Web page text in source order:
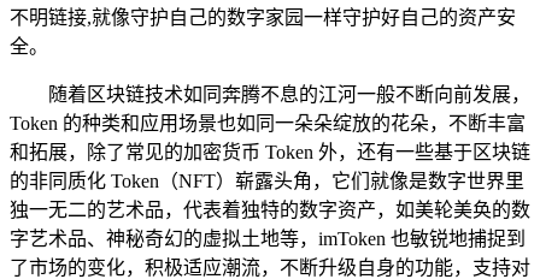
不明链接,就像守护自己的数字家园一样守护好自己的资产安
全。
随着区块链技术如同奔腾不息的江河一般不断向前发展，
Token 的种类和应用场景也如同一朵朵绽放的花朵，不断丰富
和拓展，除了常见的加密货币 Token 外，还有一些基于区块链
的非同质化 Token（NFT）崭露头角，它们就像是数字世界里
独一无二的艺术品，代表着独特的数字资产，如美轮美奂的数
字艺术品、神秘奇幻的虚拟土地等，imToken 也敏锐地捕捉到
了市场的变化，积极适应潮流，不断升级自身的功能，支持对